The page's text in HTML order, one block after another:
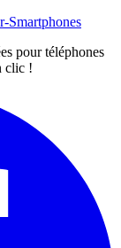
pour téléphones
clic !